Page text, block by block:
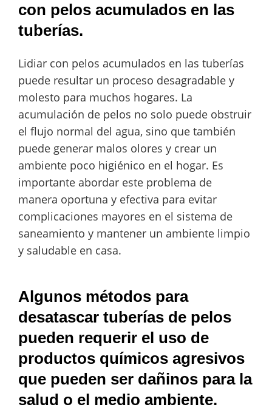
con pelos acumulados en las
tuberías.
Lidiar con pelos acumulados en las tuberías
puede resultar un proceso desagradable y
molesto para muchos hogares. La
acumulación de pelos no solo puede obstruir
el flujo normal del agua, sino que también
puede generar malos olores y crear un
ambiente poco higiénico en el hogar. Es
importante abordar este problema de
manera oportuna y efectiva para evitar
complicaciones mayores en el sistema de
saneamiento y mantener un ambiente limpio
y saludable en casa.
Algunos métodos para
desatascar tuberías de pelos
pueden requerir el uso de
productos químicos agresivos
que pueden ser dañinos para la
salud o el medio ambiente.